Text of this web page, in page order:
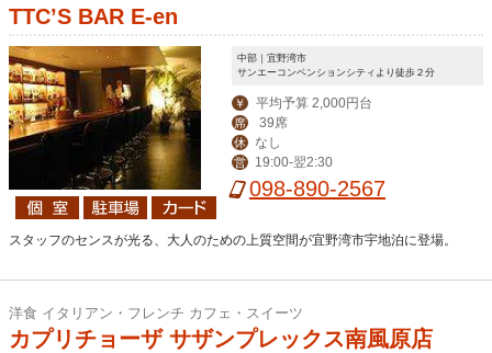
TTC’S BAR E-en
中部｜宜野湾市
サンエーコンベンションシティより徒歩２分
￥ 平均予算 2,000円台
席 39席
休 なし
営 19:00-翌2:30
098-890-2567
スタッフのセンスが光る、大人のための上質空間が宜野湾市宇地泊に登場。
洋食 イタリアン・フレンチ カフェ・スイーツ
カプリチョーザ サザンプレックス南風原店